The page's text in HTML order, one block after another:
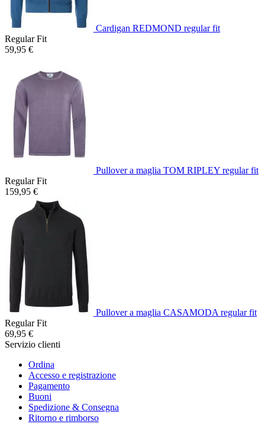
Cardigan REDMOND regular fit
Regular Fit
59,95 €
Pullover a maglia TOM RIPLEY regular fit
Regular Fit
159,95 €
Pullover a maglia CASAMODA regular fit
Regular Fit
69,95 €
Servizio clienti
Ordina
Accesso e registrazione
Pagamento
Buoni
Spedizione & Consegna
Ritorno e rimborso